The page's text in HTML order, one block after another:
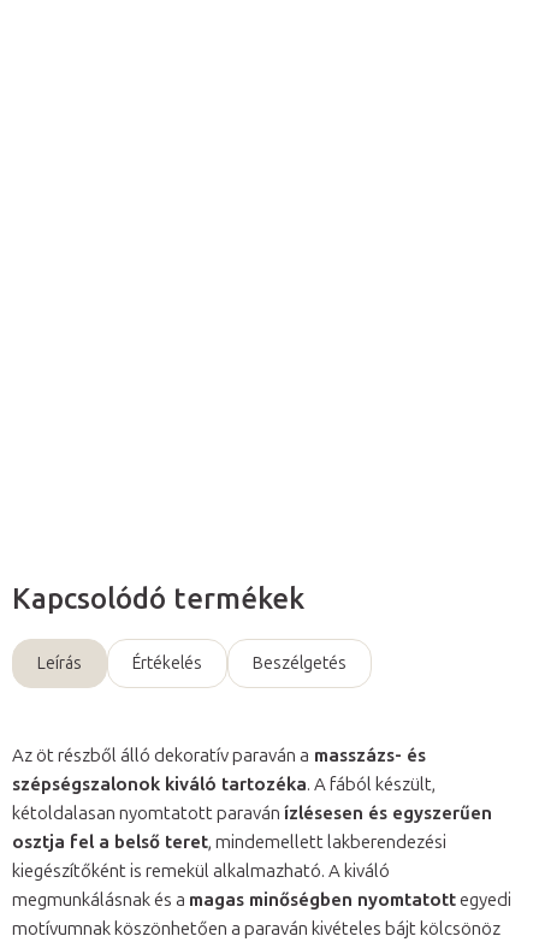
Kapcsolódó termékek
Leírás Értékelés Beszélgetés
Az öt részből álló dekoratív paraván a masszázs- és
szépségszalonok kiváló tartozéka. A fából készült,
kétoldalasan nyomtatott paraván ízlésesen és egyszerűen
osztja fel a belső teret, mindemellett lakberendezési
kiegészítőként is remekül alkalmazható. A kiváló
megmunkálásnak és a magas minőségben nyomtatottegyedi
motívumnak köszönhetően a paraván kivételes bájt kölcsönöz